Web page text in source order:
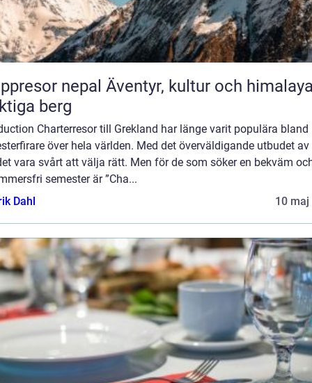
nepal Äventyr, kultur och himalayas
berg
Charterresor till Grekland har länge varit populära bland
över hela världen. Med det överväldigande utbudet av
vara svårt att välja rätt. Men för de som söker en bekväm
semester är ”Cha...
Dahl
10 maj